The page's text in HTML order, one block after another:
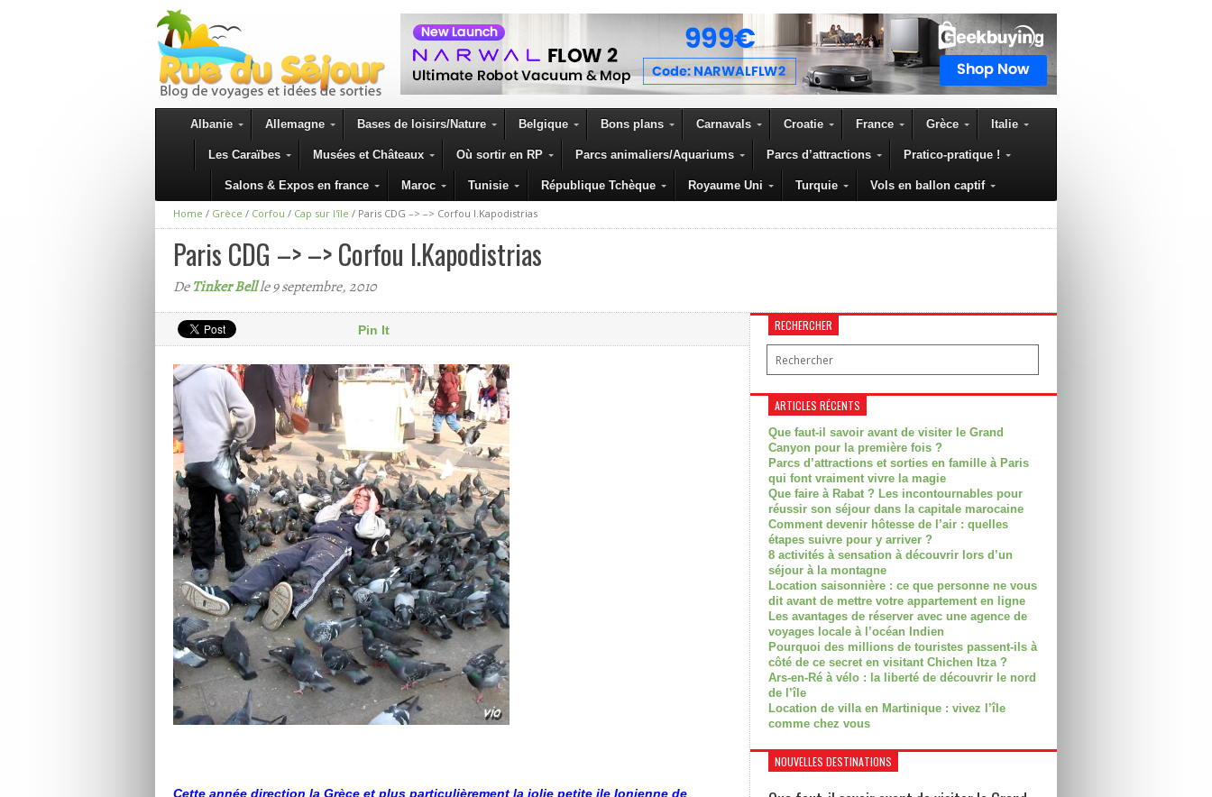
Albanie Allemagne Bases de loisirs/Nature Belgique Bons plans Carnavals Croatie France Grèce Italie
Les Caraïbes Musées et Châteaux Où sortir en RP Parcs animaliers/Aquariums Parcs d’attractions Pratico-pratique !
Salons & Expos en france Maroc Tunisie République Tchèque Royaume Uni Turquie Vols en ballon captif
Home / Grèce / Corfou / Cap sur l'île / Paris CDG –> –> Corfou I.Kapodistrias
Paris CDG –> –> Corfou I.Kapodistrias
DeTinker Bellle 9 septembre, 2010
Pin It
Cette année direction la Grèce et plus particulièrement la jolie petite ile Ionienne de
RECHERCHER
ARTICLES RÉCENTS
Que faut-il savoir avant de visiter le Grand
Canyon pour la première fois ?
Parcs d’attractions et sorties en famille à Paris
qui font vraiment vivre la magie
Que faire à Rabat ? Les incontournables pour
réussir son séjour dans la capitale marocaine
Comment devenir hôtesse de l’air : quelles
étapes suivre pour y arriver ?
8 activités à sensation à découvrir lors d’un
séjour à la montagne
Location saisonnière : ce que personne ne vous
dit avant de mettre votre appartement en ligne
Les avantages de réserver avec une agence de
voyages locale à l’océan Indien
Pourquoi des millions de touristes passent-ils à
côté de ce secret en visitant Chichen Itza ?
Ars-en-Ré à vélo : la liberté de découvrir le nord
de l’île
Location de villa en Martinique : vivez l’île
comme chez vous
NOUVELLES DESTINATIONS